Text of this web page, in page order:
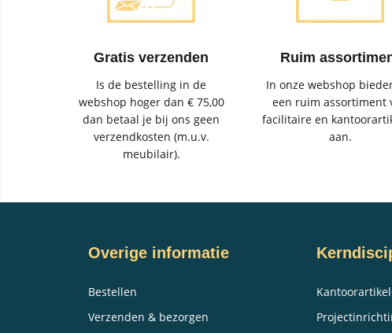
Gratis verzenden
Is de bestelling in de
webshop hoger dan € 75,00
dan betaal je bij ons geen
verzendkosten (m.u.v.
meubilair).
Ruim
In onze webshop
een ruim assortiment
facilitaire en
aan.
Overige informatie
Bestellen
Verzenden & bezorgen